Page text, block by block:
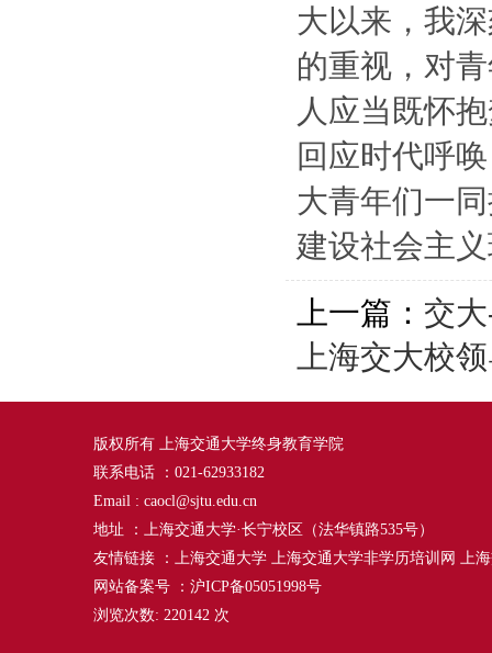
大以来，我
的重视，对
人应当既怀
回应时代呼
大青年们一
建设社会主
上一篇： 交
上海交大校
版权所有 上海交通大学终身教育学院
联系电话 ：021-62933182
Email : caocl@sjtu.edu.cn
地址 ：上海交通大学·长宁校区（法华镇路535号）
友情链接 ： 上海交通大学 上海交通大学非学历培训网 上
网站备案号 ：沪ICP备05051998号
浏览次数: 220142 次